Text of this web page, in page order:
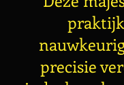
precisie